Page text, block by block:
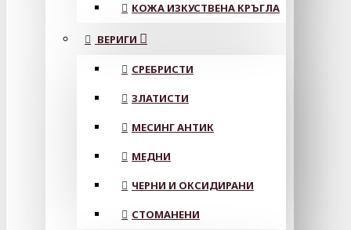
КОЖА ИЗКУСТВЕНА КРЪГЛА
ВЕРИГИ
СРЕБРИСТИ
ЗЛАТИСТИ
МЕСИНГ АНТИК
МЕДНИ
ЧЕРНИ И ОКСИДИРАНИ
СТОМАНЕНИ